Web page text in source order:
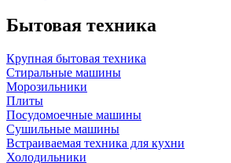
Бытовая техника
Крупная бытовая техника
Стиральные машины
Морозильники
Плиты
Посудомоечные машины
Сушильные машины
Встраиваемая техника для кухни
Холодильники